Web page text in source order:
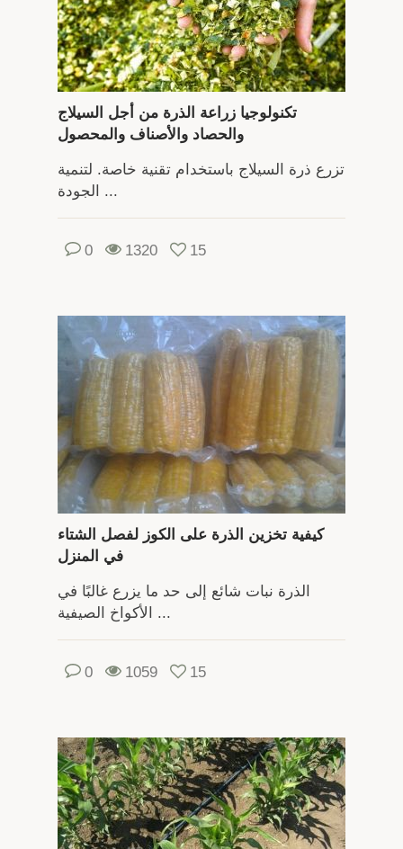
تكنولوجيا زراعة الذرة من أجل السيلاج
والحصاد والأصناف والمحصول
تزرع ذرة السيلاج باستخدام تقنية خاصة. لتنمية
الجودة ...
0 1320 15
كيفية تخزين الذرة على الكوز لفصل الشتاء
في المنزل
الذرة نبات شائع إلى حد ما يزرع غالبًا في
الأكواخ الصيفية ...
0 1059 15